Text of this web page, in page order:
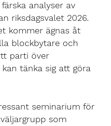
analyser av
riksdagsvalet 2026.
kommer ägnas åt
blockbytare och
parti över
tänka sig att göra
seminarium för
som